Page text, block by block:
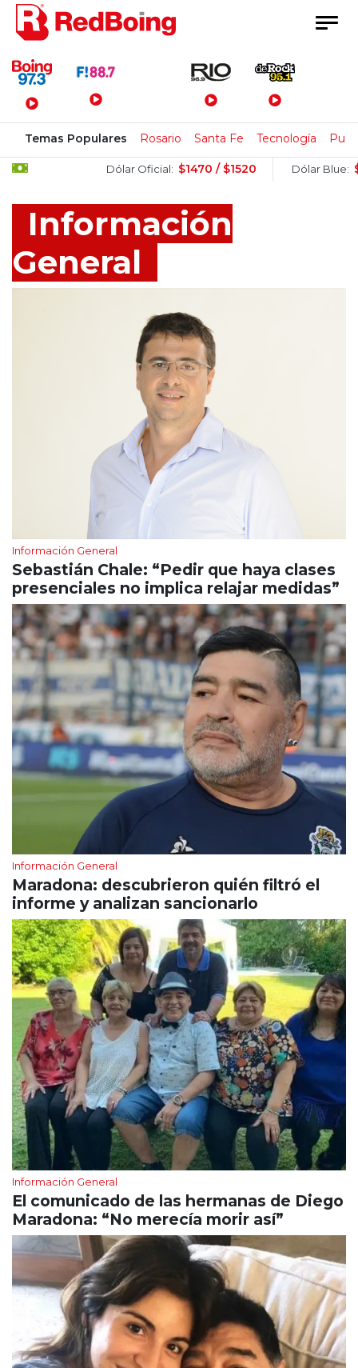
Menú Principal
Temas Populares Rosario Santa Fe Tecnología
Dólar Oficial: $1470 / $1520 Dólar Blue: $1505 /
Información
General
Información General
Sebastián Chale: “Pedir que haya clases
presenciales no implica relajar medidas”
Información General
Maradona: descubrieron quién filtró el
informe y analizan sancionarlo
Información General
El comunicado de las hermanas de Diego
Maradona: “No merecía morir así”